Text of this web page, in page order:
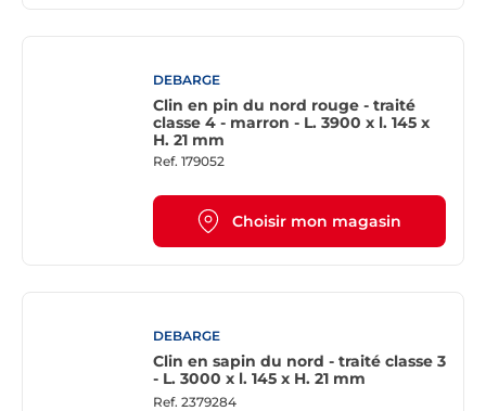
DEBARGE
Clin en pin du nord rouge - traité
classe 4 - marron - L. 3900 x l. 145 x
H. 21 mm
Ref. 179052
Choisir mon magasin
DEBARGE
Clin en sapin du nord - traité classe 3
- L. 3000 x l. 145 x H. 21 mm
Ref. 2379284